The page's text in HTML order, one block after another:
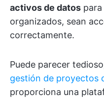
activos de datos
organizados, sean
correctamente.
Puede parecer
gestión de proyectos
proporciona una